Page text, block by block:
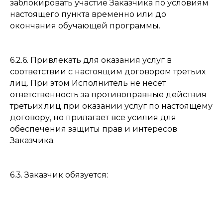
заблокировать участие Заказчика по условиям
настоящего пункта временно или до
окончания обучающей программы.
6.2.6. Привлекать для оказания услуг в
соответствии с настоящим договором третьих
лиц. При этом Исполнитель не несет
ответственность за противоправные действия
третьих лиц при оказании услуг по настоящему
договору, но прилагает все усилия для
обеспечения защиты прав и интересов
Заказчика.
6.3. Заказчик обязуется: